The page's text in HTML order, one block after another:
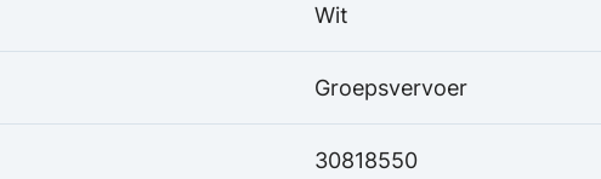
Wit
Groepsvervoer
30818550